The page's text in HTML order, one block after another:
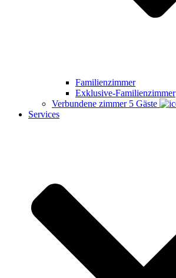
Familienzimmer
Exklusive-Familienzimmer
Verbundene zimmer 5 Gäste
Services